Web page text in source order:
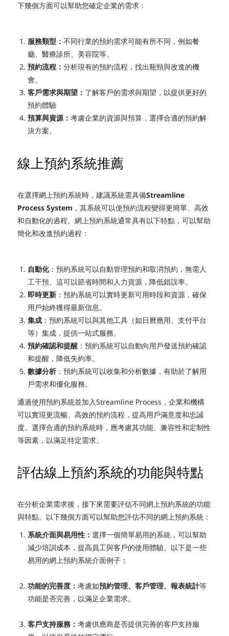
下幾個方面可以幫助您確定企業的需求：
服務類型：不同行業的預約需求可能有所不同，例如餐
廳、醫療診所、美容院等。
預約流程：分析現有的預約流程，找出瓶頸與改進的機
會。
客戶需求與期望： 了解客戶的需求與期望，以提供更好的
預約體驗
預算與資源：考慮企業的資源與預算，選擇合適的預約解
決方案。
線上預約系統推薦
在選擇網上預約系統時，建議系統需具備Streamline
Process System ，其系統可以使預約流程變得更簡單、高效
和自動化的過程。網上預約系統通常具有以下特點，可以幫助
簡化和改進預約過程：
自動化：預約系統可以自動管理預約和取消預約，無需人
工干預。這可以節省時間和人力資源，降低錯誤率。
即時更新 ：預約系統可以實時更新可用時段和資源，確保
用戶始終獲得最新信息。
集成 ：預約系統可以與其他工具（如日曆應用、支付平台
等）集成，提供一站式服務。
預約確認和提醒 ：預約系統可以自動向用戶發送預約確認
和提醒，降低失約率。
數據分析：預約系統可以收集和分析數據，有助於了解用
戶需求和優化服務。
通過使用預約系統並加入Streamline Process，企業和機構
可以實現更流暢、高效的預約流程，提高用戶滿意度和忠誠
度。選擇合適的預約系統時，應考慮其功能、兼容性和定制性
等因素，以滿足特定需求。
評估線上預約系統的功能與特點
在分析企業需求後，接下來需要評估不同網上預約系統的功能
與特點。以下幾個方面可以幫助您評估不同的網上預約系統：
系統介面與易用性：選擇一個簡單易用的系統，可以幫助
減少培訓成本，提高員工與客戶的使用體驗。以下是一些
易用的網上預約系統介面例子：
功能的完善度：考慮如預約管理、客戶管理、報表統計等
功能是否完善，以滿足企業需求。
客戶支持服務：考慮供應商是否提供完善的客戶支持服